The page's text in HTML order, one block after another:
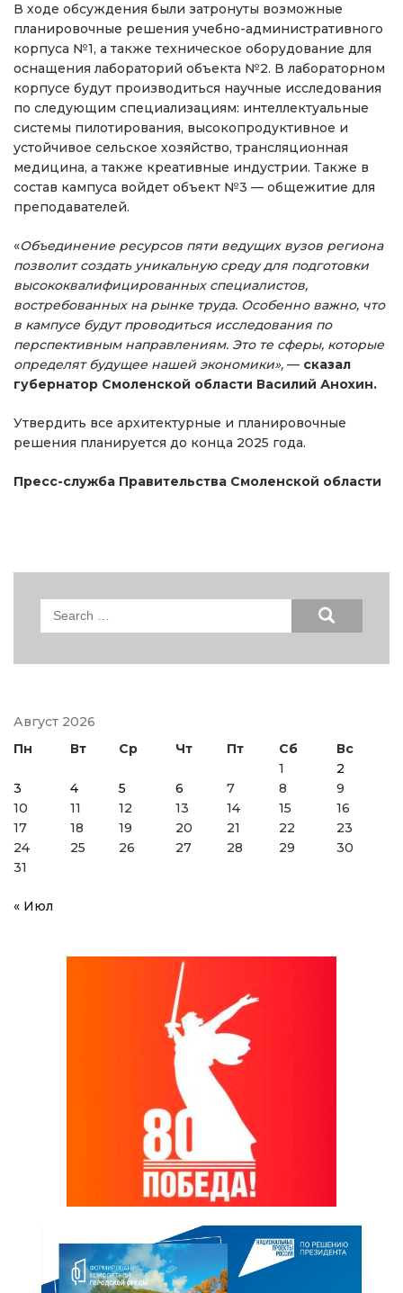
В ходе обсуждения были затронуты возможные
планировочные решения учебно-административного
корпуса №1, а также техническое оборудование для
оснащения лабораторий объекта №2. В лабораторном
корпусе будут производиться научные исследования
по следующим специализациям: интеллектуальные
системы пилотирования, высокопродуктивное и
устойчивое сельское хозяйство, трансляционная
медицина, а также креативные индустрии. Также в
состав кампуса войдет объект №3 — общежитие для
преподавателей.
«Объединение ресурсов пяти ведущих вузов региона
позволит создать уникальную среду для подготовки
высококвалифицированных специалистов,
востребованных на рынке труда. Особенно важно, что
в кампусе будут проводиться исследования по
перспективным направлениям. Это те сферы, которые
определят будущее нашей экономики», — сказал
губернатор Смоленской области Василий Анохин.
Утвердить все архитектурные и планировочные
решения планируется до конца 2025 года.
Пресс-служба Правительства Смоленской области
Search
Август 2026
Пн
Вт Ср Чт Пт Сб
Вс
1
2
3
4 5 6 7 8
9
10
11 12 13 14 15
16
17
18 19 20 21 22
23
24
25 26 27 28 29
30
31
« Июл